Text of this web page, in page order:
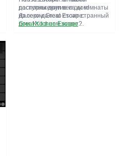
распоряжении весь дом!
Далеко-далеко стоит странный
дом. Кто в нем живет?
доступны другие игры комнаты
из серии Great Escape:
Great Kitchen Escape